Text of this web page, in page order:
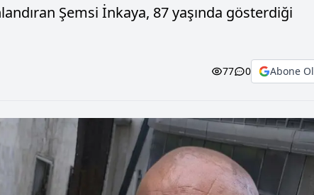
Şemsi İnkaya, 87 yaşında gösterdiği
77 0 Abone Ol